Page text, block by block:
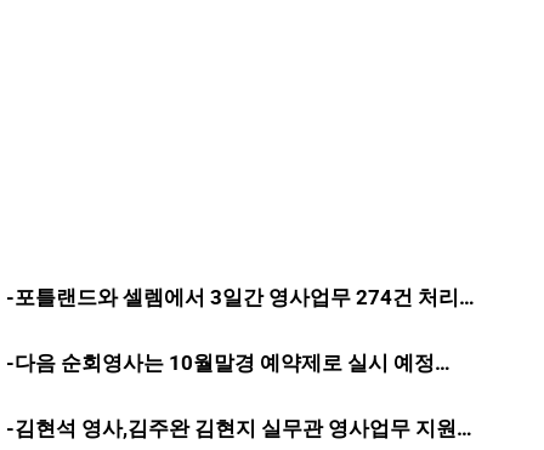
-포틀랜드와 셀렘에서 3일간 영사업무 274건 처리…
-다음 순회영사는 10월말경 예약제로 실시 예정…
-김현석 영사,김주완 김현지 실무관 영사업무 지원…